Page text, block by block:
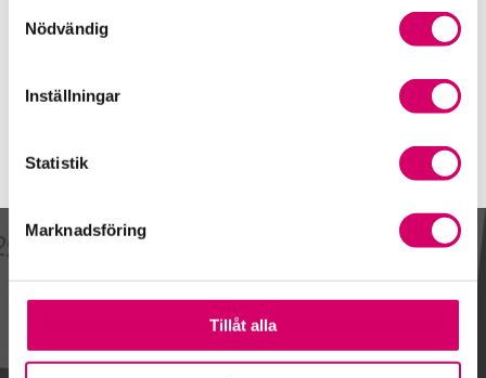
Nödvändig
Inställningar
Statistik
Marknadsföring
Tillåt alla
Skicka e-post